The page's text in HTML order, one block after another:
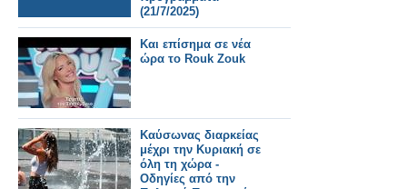
(21/7/2025)
Και επίσημα σε νέα
ώρα το Rouk Zouk
Καύσωνας διαρκείας
μέχρι την Κυριακή σε
όλη τη χώρα -
Οδηγίες από την